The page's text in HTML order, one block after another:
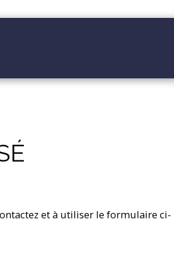
et à utiliser le formulaire ci-